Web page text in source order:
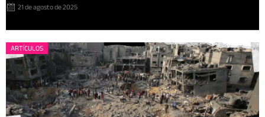
21 de agosto de 2025
ARTÍCULOS